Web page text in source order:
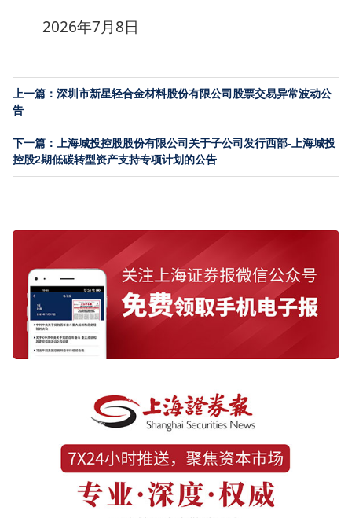
2026年7月8日
上一篇：深圳市新星轻合金材料股份有限公司股票交易异常波动公
告
下一篇：上海城投控股股份有限公司关于子公司发行西部-上海城投
控股2期低碳转型资产支持专项计划的公告